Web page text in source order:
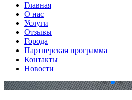
Главная
О нас
Услуги
Отзывы
Города
Партнерская программа
Контакты
Новости
. .